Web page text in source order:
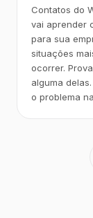
Contatos do
vai aprender
para sua
situações
ocorrer.
alguma
o problema